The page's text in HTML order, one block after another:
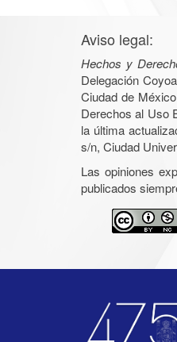
Aviso legal:
Hechos y
Delegación
Ciudad de
Derechos al Uso
la última
s/n, Ciudad
Las opiniones
publicados